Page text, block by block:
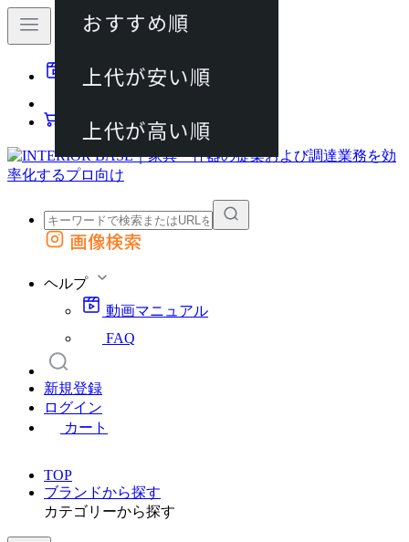
動画マニュアル
カート
外部サイトの商品をカートに追加
画像検索
ヘルプ
動画マニュアル
FAQ
新規登録
ログイン
カート
TOP
ブランドから探す
カテゴリーから探す
おすすめ順
上代が安い順
上代が高い順